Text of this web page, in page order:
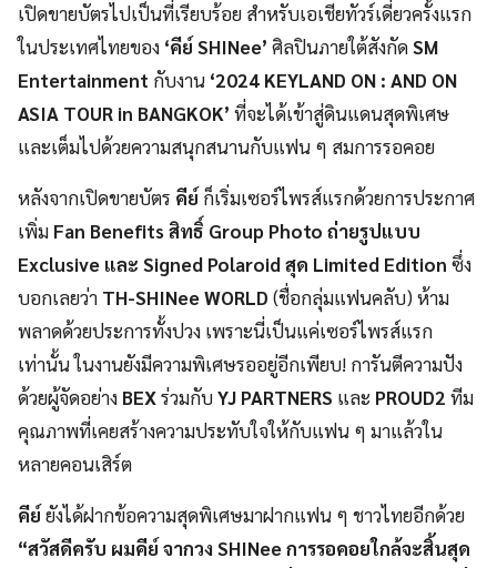
เปิดขายบัตรไปเป็นที่เรียบร้อย สำหรับเอเชียทัวร์เดี่ยวครั้งแรก
ในประเทศไทยของ ‘คีย์ SHINee’ ศิลปินภายใต้สังกัดSM
Entertainment กับงาน ‘2024 KEYLAND ON : AND ON
ASIA TOUR in BANGKOK’ ที่จะได้เข้าสู่ดินแดนสุดพิเศษ
และเต็มไปด้วยความสนุกสนานกับแฟน ๆ สมการรอคอย
หลังจากเปิดขายบัตร คีย์ ก็เริ่มเซอร์ไพรส์แรกด้วยการประกาศ
เพิ่ม Fan Benefits สิทธิ์ Group Photo ถ่ายรูปแบบ
Exclusive และ Signed Polaroid สุด Limited Edition ซึ่ง
บอกเลยว่า TH-SHINee WORLD (ชื่อกลุ่มแฟนคลับ) ห้าม
พลาดด้วยประการทั้งปวง เพราะนี่เป็นแค่เซอร์ไพรส์แรก
เท่านั้น ในงานยังมีความพิเศษรออยู่อีกเพียบ! การันตีความปัง
ด้วยผู้จัดอย่าง BEXร่วมกับYJ PARTNERS และ PROUD2 ทีม
คุณภาพที่เคยสร้างความประทับใจให้กับแฟน ๆ มาแล้วใน
หลายคอนเสิร์ต
คีย์ ยังได้ฝากข้อความสุดพิเศษมาฝากแฟน ๆ ชาวไทยอีกด้วย
“สวัสดีครับ ผมคีย์ จากวง SHINee การรอคอยใกล้จะสิ้นสุด